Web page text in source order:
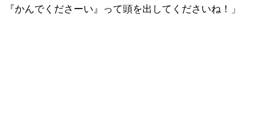
『かんでくださーい』って頭を出してくださいね！」